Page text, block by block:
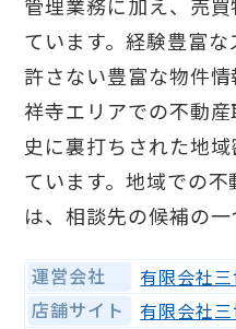
管理業務に加え、売
ています。経験豊富
許さない豊富な物件
祥寺エリアでの不動
史に裏打ちされた地
ています。地域での
は、相談先の候補の一
運営会社
有限会社
店舗サイト
有限会社